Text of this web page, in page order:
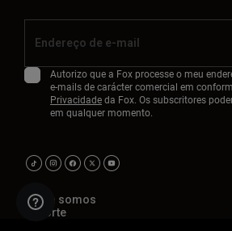
Autorizo que a Fox processe o meu
e-mails de carácter comercial em
Privacidadeda Fox. Os subscritores
em qualquer momento.
Quem somos
Suporte